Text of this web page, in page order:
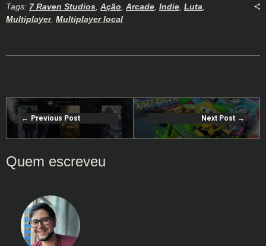
Tags: 7 Raven Studios Ação Arcade Indie Luta
Multiplayer Multiplayer local
Previous Post Next Post